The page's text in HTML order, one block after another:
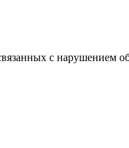
с нарушением